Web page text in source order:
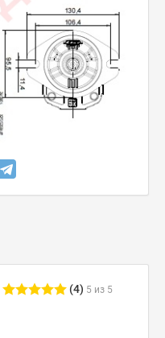
(4) 5 из 5